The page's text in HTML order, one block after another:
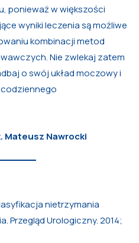
ponieważ w większości
wyniki leczenia są możliwe
kombinacji metod
Nie zwlekaj zatem
o swój układ moczowy i
Mateusz Nawrocki
nietrzymania
Przegląd Urologiczny. 2014;